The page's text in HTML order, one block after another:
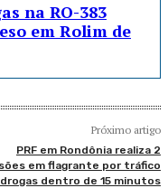
na RO-383
em Rolim de
Próximo artigo
PRF em Rondônia realiza 2
em flagrante por tráfico
dentro de 15 minutos